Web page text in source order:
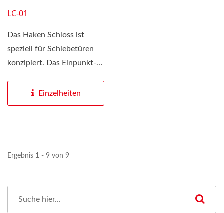
LC-01
Das Haken Schloss ist
speziell für Schiebetüren
konzipiert. Das Einpunkt-
Einzelheiten
Ergebnis 1 - 9 von 9